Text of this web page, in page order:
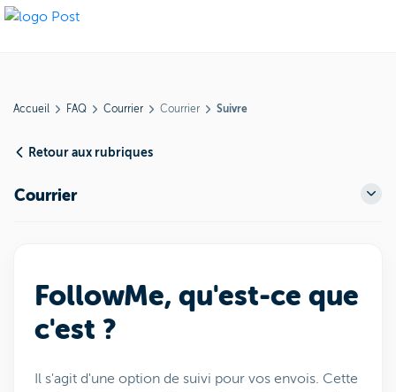
Accueil FAQ Courrier Courrier Suivre
Retour aux rubriques
Courrier
FollowMe, qu'est-ce que
c'est ?
Il s'agit d'une option de suivi pour vos envois. Cette